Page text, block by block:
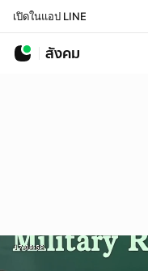
เปิดในแอป LINE
สังคม